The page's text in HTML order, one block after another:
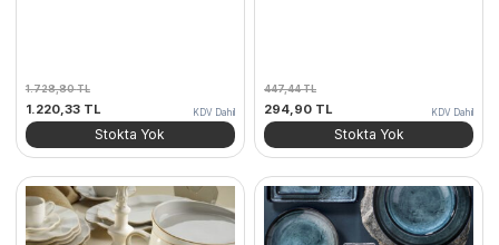
1.728,80TL
Orijinal
fiyat:
1.728,80 TL.
1.220,33 TL
andaki
fiyat:
KDV Dahil
Stokta Yok
447,44TL
Orijinal
fiyat:
447,44 TL.
294,90 TL
andaki
fiyat:
KDV Dahil
Stokta Yok